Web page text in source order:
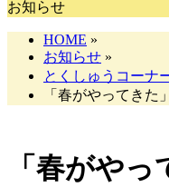
お知らせ
HOME »
お知らせ »
とくしゅうコーナ
「春がやってきた
「春がや